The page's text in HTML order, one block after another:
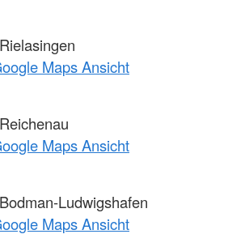
Maps Ansicht
Maps Ansicht
Ludwigshafen
Maps Ansicht